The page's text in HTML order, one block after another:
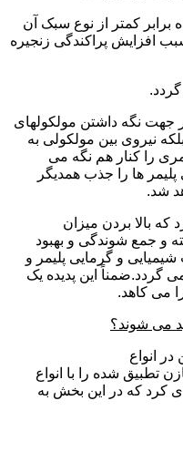
کمتر از نوع سبک آن
افزایش پراکندگی زنجیره
گردد.
جهت نگه داشتن مولکولهای
نیروی بین مولکولی به
را کنار هم نگه می
ها را جذب همدیگر
شد.
بالا بردن میزان
و جمع شوندگی و بهبود
و گرمایی پلیمر و
این پدیده یک
می کاهد.
می شوند؟
انواع
تطبیق شده را با انواع
کرد که در این بخش به